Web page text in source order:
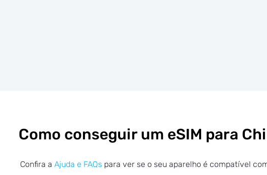
Como conseguir um eSIM para
Confira a Ajuda e FAQs para ver se o seu aparelho é compatível